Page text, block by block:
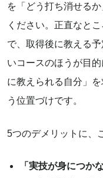
を「どう打ち消せる
ください。正直なと
で、取得後に教える
いコースのほうが目
に教えられる自分」
う位置づけです。
5つのデメリットに、
「実技が身につか